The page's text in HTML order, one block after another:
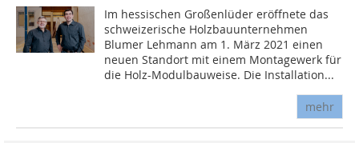
Im hessischen Großenlüder eröffnete das
schweizerische Holzbauunternehmen
Blumer Lehmann am 1. März 2021 einen
neuen Standort mit einem Montagewerk für
die Holz-Modulbauweise. Die Installation...
mehr